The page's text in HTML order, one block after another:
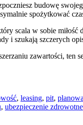
budowę
spożytkować
scala w sobie
i szukają szczerych
zawartości, ten
, leasing, pit,
, ubezpieczenie zdrowotne